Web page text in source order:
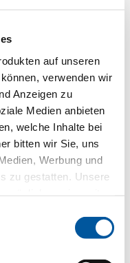
auf unseren
verwenden wir
Anzeigen zu
Medien anbieten
welche Inhalte bei
bitten wir Sie, uns
Werbung und
zu gestatten. Unsere
Nutzung der Dienste
Frame-Frame 78
downloaden
anfragen
anfragen